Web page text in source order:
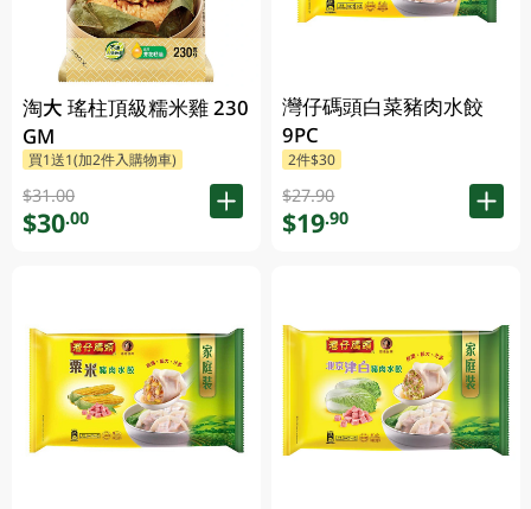
淘大 瑤柱頂級糯米雞 230
GM
買1送1(加2件入購物車)
$31.00
$30.00
灣仔碼頭白菜豬肉水餃
9PC
2件$30
$27.90
$19.90